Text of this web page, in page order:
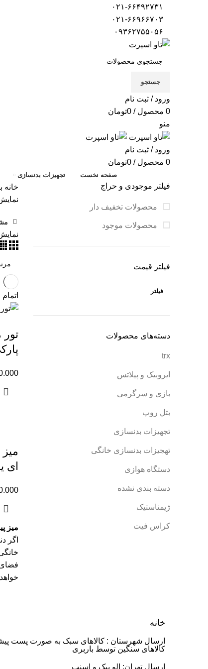
جستجو
ورود / ثبت نام
0 محصول / تومان0
منو
ورود / ثبت نام
0 محصول / تومان0
صفحه نخست تجهیزات بدنسازی
فیلتر موجودی و حراج
محصولات تخفیف دار
محصولات موجود
فیلتر قیمت
فیلتر
دسته‌های محصولات
trx
ایروبیک و پیلاتس
بازی و سرگرمی
بتل روپ
تجهیزات بدنسازی
تهجیزات بدنسازی خانگی
دستگاه هوازی
دسته بندی نشده
ژیمناستیک
کراس فیت
خانه
نمایش
تور
ای
میز
اگر
فضای
خانه
ارسال شهرستان : کالاهای سبک به صورت پست
کالاهای سنگین توسط باربری
ارسال تهران: الو پیک و اسنپ